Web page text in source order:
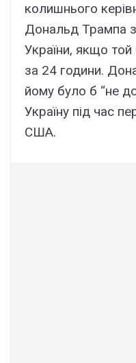
колишнього
Дональд Трампа
України, якщо той
за 24 години.
йому було б “не
Україну під час
США.